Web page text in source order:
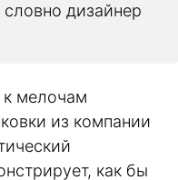
словно дизайнер
мелочам
из компании
как бы